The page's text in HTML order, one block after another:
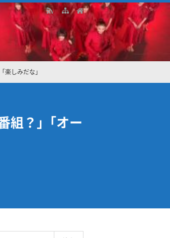
しみだな」
組？」｢オー